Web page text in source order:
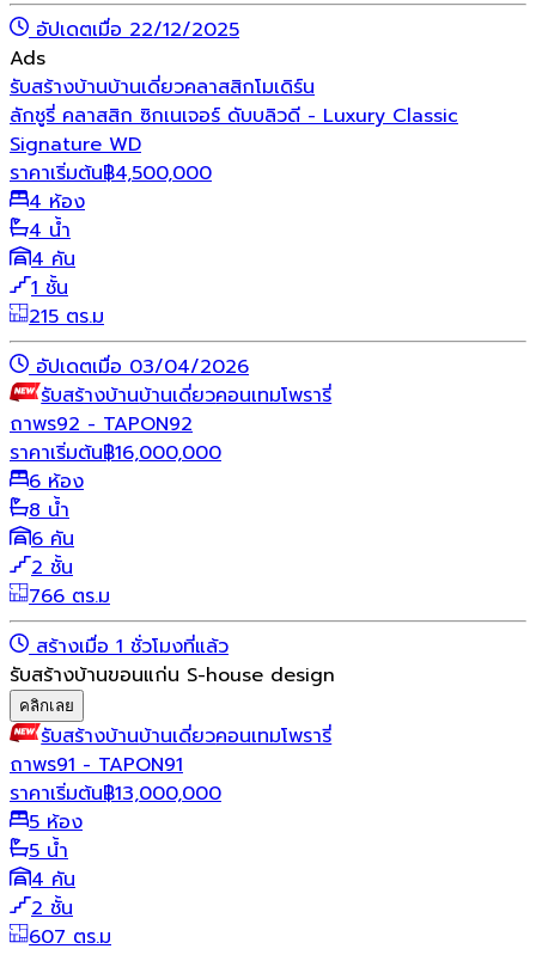
อัปเดตเมื่อ 22/12/2025
Ads
รับสร้างบ้านบ้านเดี่ยวคลาสสิกโมเดิร์น
ลักชูรี่ คลาสสิก ซิกเนเจอร์ ดับบลิวดี - Luxury Classic
Signature WD
ราคาเริ่มต้น฿4,500,000
4 ห้อง
4 น้ำ
4 คัน
1 ชั้น
215 ตร.ม
อัปเดตเมื่อ 03/04/2026
รับสร้างบ้านบ้านเดี่ยวคอนเทมโพรารี่
ถาพร92 - TAPON92
ราคาเริ่มต้น฿16,000,000
6 ห้อง
8 น้ำ
6 คัน
2 ชั้น
766 ตร.ม
สร้างเมื่อ 1 ชั่วโมงที่แล้ว
รับสร้างบ้านขอนแก่น S-house design
คลิกเลย
รับสร้างบ้านบ้านเดี่ยวคอนเทมโพรารี่
ถาพร91 - TAPON91
ราคาเริ่มต้น฿13,000,000
5 ห้อง
5 น้ำ
4 คัน
2 ชั้น
607 ตร.ม